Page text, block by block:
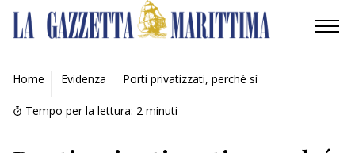
AMBIENTE
MOBILITÀ
INDUSTRIA
Home Evidenza Porti privatizzati, perché sì
Tempo per la lettura: 2 minuti